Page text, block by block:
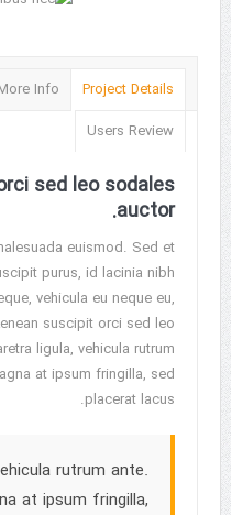
Project Details
Info
Users Review
sed leo sodales
auctor.
euismod. Sed et
purus, id lacinia nibh
vehicula eu neque eu,
suscipit orci sed leo
ligula, vehicula rutrum
at ipsum fringilla, sed
placerat lacus.
rutrum ante.
at ipsum fringilla,